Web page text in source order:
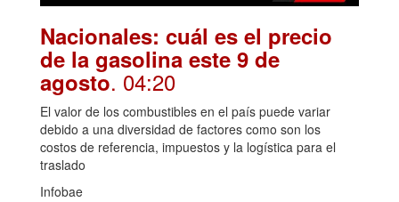
Nacionales: cuál es el precio
de la gasolina este 9 de
agosto. 04:20
El valor de los combustibles en el país puede variar
debido a una diversidad de factores como son los
costos de referencia, impuestos y la logística para el
traslado
Infobae